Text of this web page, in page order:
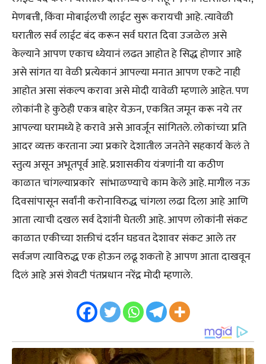
मेणबत्ती, किंवा मोबाईलची लाईट सुरू करायची आहे. त्यावेळी
घरातील सर्व लाईट बंद करून सर्व घरात दिवा उजळेल असे
केल्याने आपण एकाच ध्येयानं लढत आहोत हे सिद्ध होणार आहे
असे सांगत या वेळी प्रत्येकानं आपल्या मनात आपण एकटे नाही
आहोत असा संकल्प करावा असे मोदी यावेळी म्हणाले आहेत. पण
लोकांनी हे कुठेही एकत्र बाहेर येऊन, एकत्रित जमून करू नये तर
आपल्या घरामध्ये हे करावे असे आवर्जून सांगितले. लोकांच्या प्रति
आदर व्यक्त करताना ज्या प्रकारे देशातील जनतेने सहकार्य केलं ते
स्तुत्य असून अभूतपूर्व आहे. प्रशासकीय यंत्रणांनी या कठीण
काळात चांगल्याप्रकारे सांभाळण्याचे काम केले आहे. मागील नऊ
दिवसांपासून सर्वांनी करोनाविरुद्ध चांगला लढा दिला आहे आणि
आता त्याची दखल सर्व देशांनी घेतली आहे. आपण लोकांनी संकट
काळात एकीच्या शक्तीचं दर्शन घडवत देशावर संकट आले तर
सर्वजण त्याविरुद्ध एक होऊन लढू शकतो हे आपण आता दाखवून
दिलं आहे असं शेवटी पंतप्रधान नरेंद्र मोदी म्हणाले.